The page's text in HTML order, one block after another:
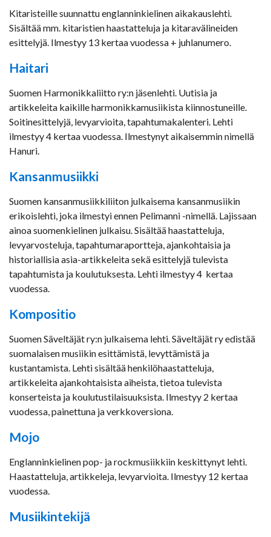
Kitaristeille suunnattu englanninkielinen aikakauslehti.
Sisältää mm. kitaristien haastatteluja ja kitaravälineiden
esittelyjä. Ilmestyy 13 kertaa vuodessa + juhlanumero.
Haitari
Suomen Harmonikkaliitto ry:n jäsenlehti. Uutisia ja
artikkeleita kaikille harmonikkamusiikista kiinnostuneille.
Soitinesittelyjä, levyarvioita, tapahtumakalenteri. Lehti
ilmestyy 4 kertaa vuodessa. Ilmestynyt aikaisemmin nimellä
Hanuri.
Kansanmusiikki
Suomen kansanmusiikkiliiton julkaisema kansanmusiikin
erikoislehti, joka ilmestyi ennen Pelimanni -nimellä. Lajissaan
ainoa suomenkielinen julkaisu. Sisältää haastatteluja,
levyarvosteluja, tapahtumaraportteja, ajankohtaisia ja
historiallisia asia-artikkeleita sekä esittelyjä tulevista
tapahtumista ja koulutuksesta. Lehti ilmestyy 4 kertaa
vuodessa.
Kompositio
Suomen Säveltäjät ry:n julkaisema lehti. Säveltäjät ry edistää
suomalaisen musiikin esittämistä, levyttämistä ja
kustantamista. Lehti sisältää henkilöhaastatteluja,
artikkeleita ajankohtaisista aiheista, tietoa tulevista
konserteista ja koulutustilaisuuksista. Ilmestyy 2 kertaa
vuodessa, painettuna ja verkkoversiona.
Mojo
Englanninkielinen pop- ja rockmusiikkiin keskittynyt lehti.
Haastatteluja, artikkeleja, levyarvioita. Ilmestyy 12 kertaa
vuodessa.
Musiikintekijä